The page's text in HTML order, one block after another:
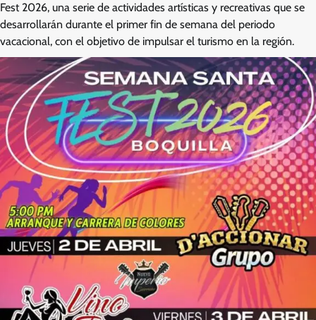
Fest 2026, una serie de actividades artísticas y recreativas que se
desarrollarán durante el primer fin de semana del periodo
vacacional, con el objetivo de impulsar el turismo en la región.